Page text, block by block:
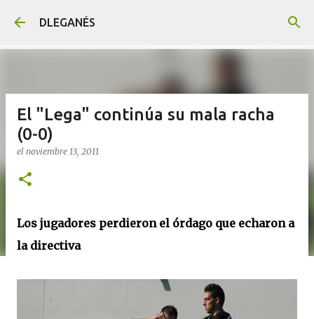
DLEGANÉS
El "Lega" continúa su mala racha
(0-0)
el noviembre 13, 2011
Los jugadores perdieron el órdago que echaron a
la directiva